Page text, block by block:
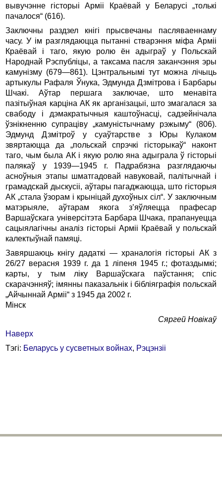
вывучэнне гісторыі Арміі Краёвай у Беларусі „толькі
пачалося“ (616).
Заключны раздзел кнігі прысвечаны пасляваеннаму
часу. У ім разглядаюцца пытанні стварэння міфа Арміі
Краёвай і таго, якую ролю ён адыграў у Польскай
Народнай Рэспубліцы, а таксама пасля заканчэння эры
камунізму (679—861). Цэнтральнымі тут можна лічыць
артыкулы Рафаля Ўнука, Эдмунда Дзмітрова і Барбары
Шчакі. Аўтар першага заключае, што менавіта
пазітыўная карціна АК як арганізацыі, што змагалася за
свабоду і дэмакратычныя каштоўнасці, са­дзейнічала
ўзнікненню супраціву „камуністычнаму рэжыму“ (806).
Эдмунд Дзмі­троў у суаўтарстве з Юры Кулаком
звяртаюцца да „польскай спрэчкі гісторыкаў“ наконт
таго, чым была АК і якую ролю яна адыграла ў гісторыі
палякаў у 1939—1945 г. Падрабязна разглядаючы
асноўныя этапы шматгадовай навуковай, палітычнай і
грамадскай дыскусіі, аўтары пагаджаюцца, што гісторыя
АК „стала ўзорам і кры­ніцай духоўных сіл“. У заключным
матэрыяле, аўтарам якога з’яўляецца прафесар
Варшаўскага універсітэта Барбара Шчака, прапануецца
сацыялагічны аналіз гісторыі Арміі Краёвай у польскай
калектыўнай памяці.
Завяршаюць кнігу дадаткі — храналогія гісторыі АК з
26/27 верасня 1939 г. да 1 ліпеня 1945 г.; фота­здымкі;
карты, у тым ліку Варшаўскага паўстання; спіс
скарачэнняў; імянны паказальнік і бібліяграфія польскай
„Айчыннай Арміі“ з 1945 да 2002 г.
Мінск
Сяргей Новікаў
Наверх
Тэгі: Беларусь у сусветных войнах, Рэцэнзіі